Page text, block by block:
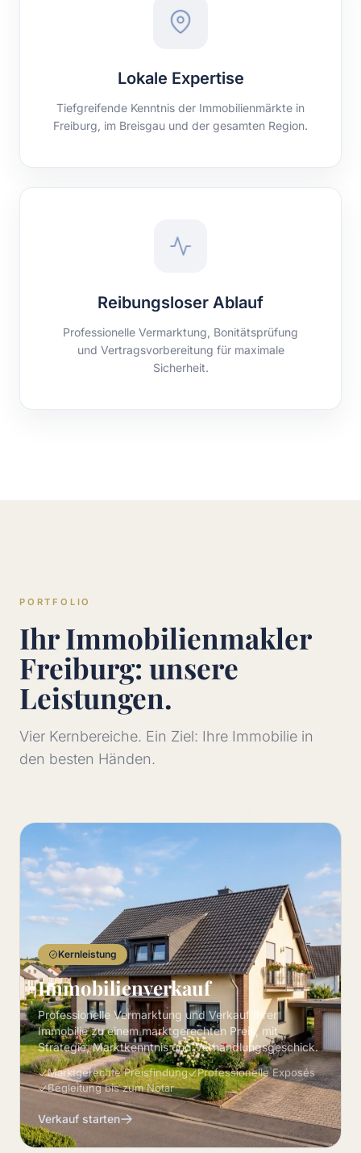
Lokale Expertise
Tiefgreifende Kenntnis der Immobilienmärkte in
Freiburg, im Breisgau und der gesamten Region.
Reibungsloser Ablauf
Professionelle Vermarktung, Bonitätsprüfung
und Vertragsvorbereitung für maximale
Sicherheit.
PORTFOLIO
Ihr Immobilienmakler
Freiburg: unsere
Leistungen.
Vier Kernbereiche. Ein Ziel: Ihre Immobilie in
den besten Händen.
Kernleistung
Immobilienverkauf
Professionelle Vermarktung und Verkauf Ihrer
Immobilie zu einem marktgerechten Preis, mit
Strategie, Marktkenntnis und Verhandlungsgeschick.
Marktgerechte Preisfindung
Professionelle Exposés
Begleitung bis zum Notar
Verkauf starten